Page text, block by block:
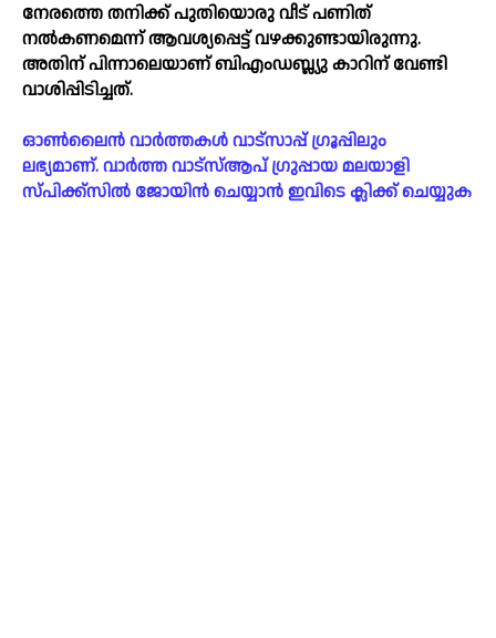
നേരത്തെ തനിക്ക് പുതിയൊരു വീട് പണിത്
നല്‍കണമെന്ന് ആവശ്യപ്പെട്ട് വഴക്കുണ്ടായിരുന്നു.
അതിന് പിന്നാലെയാണ് ബിഎംഡബ്ല്യു കാറിന് വേണ്ടി
വാശിപ്പിടിച്ചത്.
ഓൺലൈൻ വാർത്തകൾ വാട്സാപ്പ് ഗ്രൂപ്പിലും
ലഭ്യമാണ്. വാർത്ത വാട്സ്ആപ് ഗ്രുപ്പായ മലയാളി
സ്പിക്ക്സിൽ ജോയിൻ ചെയ്യാൻ ഇവിടെ ക്ലിക്ക് ചെയ്യുക